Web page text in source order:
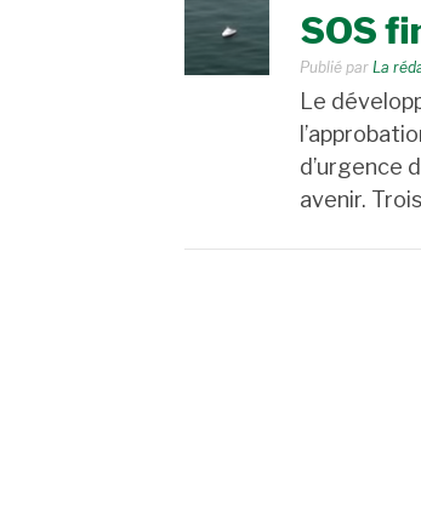
SOS
Publié par La
Le
d’urgence
avenir.